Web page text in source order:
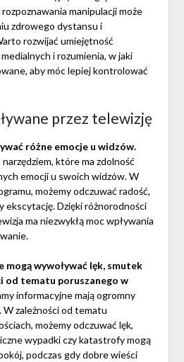
manipulacji może
zdrowego dystansu i
rozwijać umiejętność
i rozumienia, w jaki
aby móc lepiej kontrolować
przez telewizję
różne emocje u widzów.
które ma zdolność
emocji u swoich widzów. W
możemy odczuwać radość,
ekscytację. Dzięki różnorodności
ma niezwykłą moc wpływania
mogą wywoływać lęk, smutek
od tematu poruszanego w
informacyjne mają ogromny
W zależności od tematu
możemy odczuwać lęk,
wypadki czy katastrofy mogą
podczas gdy dobre wieści